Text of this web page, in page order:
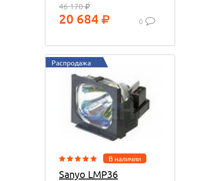
46 170
20 684 0
Распродажа
В наличии
Sanyo LMP36